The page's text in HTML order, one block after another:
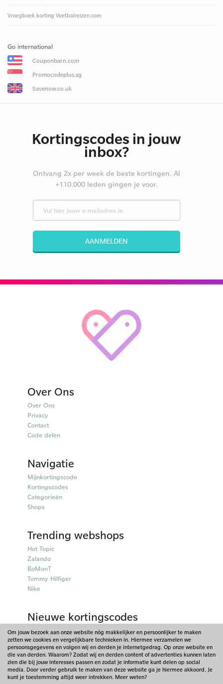
Vroegboek korting Voetbalreizen.com
Go international
Couponbarn.com
Promocodeplus.sg
Savenow.co.uk
Kortingscodes in jouw
inbox?
Ontvang 2x per week de beste kortingen. Al
+110.000 leden gingen je voor.
AANMELDEN
Over Ons
Over Ons
Privacy
Contact
Code delen
Navigatie
Mijnkortingscode
Kortingscodes
Categorieën
Shops
Trending webshops
Hot Topic
Zalando
BoMonT
Tommy Hilfiger
Nike
Nieuwe kortingscodes
50plusmobiel kortingscodes
Parfumado kortingscodes
Fitpen kortingscodes
Things I Like Things I Love kortingscodes
Briters kortingscodes
Om jouw bezoek aan onze website nóg makkelijker en persoonlijker te maken
zetten we cookies en vergelijkbare technieken in. Hiermee verzamelen we
persoonsgegevens en volgen wij en derden je internetgedrag. Op onze website en
die van derden. Waarom? Zodat wij en derden content of advertenties kunnen laten
zien die bij jouw interesses passen en zodat je informatie kunt delen op social
media. Door verder gebruik te maken van deze website ga je hiermee akkoord. Je
kunt je toestemming altijd weer intrekken. Meer weten?